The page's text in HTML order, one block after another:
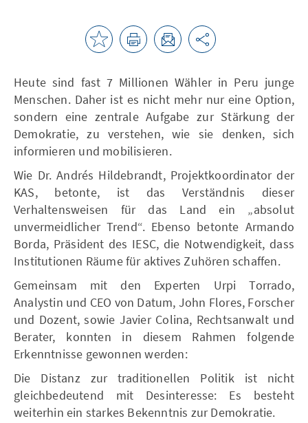
Heute sind fast 7 Millionen Wähler in Peru junge
Menschen. Daher ist es nicht mehr nur eine Option,
sondern eine zentrale Aufgabe zur Stärkung der
Demokratie, zu verstehen, wie sie denken, sich
informieren und mobilisieren.
Wie Dr. Andrés Hildebrandt, Projektkoordinator der
KAS, betonte, ist das Verständnis dieser
Verhaltensweisen für das Land ein „absolut
unvermeidlicher Trend“. Ebenso betonte Armando
Borda, Präsident des IESC, die Notwendigkeit, dass
Institutionen Räume für aktives Zuhören schaffen.
Gemeinsam mit den Experten Urpi Torrado,
Analystin und CEO von Datum, John Flores, Forscher
und Dozent, sowie Javier Colina, Rechtsanwalt und
Berater, konnten in diesem Rahmen folgende
Erkenntnisse gewonnen werden:
Die Distanz zur traditionellen Politik ist nicht
gleichbedeutend mit Desinteresse: Es besteht
weiterhin ein starkes Bekenntnis zur Demokratie.